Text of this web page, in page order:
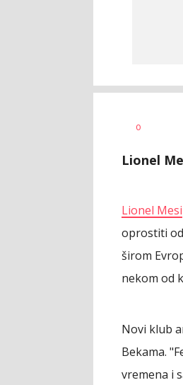
AUTOR
0
Lionel
Lionel Mesi
oprostiti
širom
nekom od
Novi klub
Bekama.
vremena i